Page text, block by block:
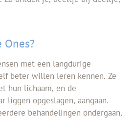
Ones?
met een langdurige
beter willen leren kennen. Ze
hun lichaam, en de
liggen opgeslagen, aangaan.
behandelingen ondergaan,